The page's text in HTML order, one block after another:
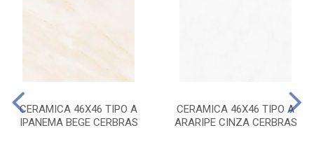
CERAMICA 46X46 TIPO A
IPANEMA BEGE CERBRAS
CERAMICA 46X46 TIPO A
ARARIPE CINZA CERBRAS